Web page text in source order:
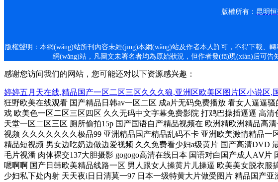
版權所有： 昆明
版權聲明：本網(wǎng)站所刊內容未經(jīng)本網(wǎng)站及作者本人許可，不得下載
網(wǎng)站，凡圖文未署名者均為原始狀況，但作者發(fā)現(xiàn)后可告
感谢您访问我们的网站，您可能还对以下资源感兴趣：
婷婷五月天在线,精品国产一区二区三区久久久狼,亚洲区欧美区图片区小说区,